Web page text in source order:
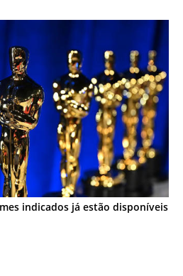
indicados já estão disponíveis